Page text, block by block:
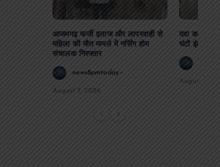
आजमगढ़ फर्जी इलाज और लापरवाही से
महिला की मौत मामले में नर्सिंग होम
संचालक गिरफ्तार
news8pmtoday
August 7, 2026
दवा कक्ष में
घंटों इंतजार
August 6,